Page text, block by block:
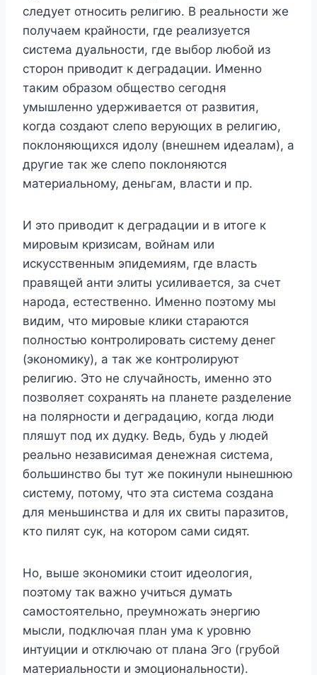
следует относить религию. В реальности же
получаем крайности, где реализуется
система дуальности, где выбор любой из
сторон приводит к деградации. Именно
таким образом общество сегодня
умышленно удерживается от развития,
когда создают слепо верующих в религию,
поклоняющихся идолу (внешнем идеалам), а
другие так же слепо поклоняются
материальному, деньгам, власти и пр.
И это приводит к деградации и в итоге к
мировым кризисам, войнам или
искусственным эпидемиям, где власть
правящей анти элиты усиливается, за счет
народа, естественно. Именно поэтому мы
видим, что мировые клики стараются
полностью контролировать систему денег
(экономику), а так же контролируют
религию. Это не случайность, именно это
позволяет сохранять на планете разделение
на полярности и деградацию, когда люди
пляшут под их дудку. Ведь, будь у людей
реально независимая денежная система,
большинство бы тут же покинули нынешнюю
систему, потому, что эта система создана
для меньшинства и для их свиты паразитов,
кто пилят сук, на котором сами сидят.
Но, выше экономики стоит идеология,
поэтому так важно учиться думать
самостоятельно, преумножать энергию
мысли, подключая план ума к уровню
интуиции и отключаю от плана Эго (грубой
материальности и эмоциональности).